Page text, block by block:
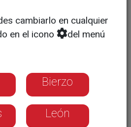
cambiarlo en cualquier
en el icono
del menú
Bierzo
León